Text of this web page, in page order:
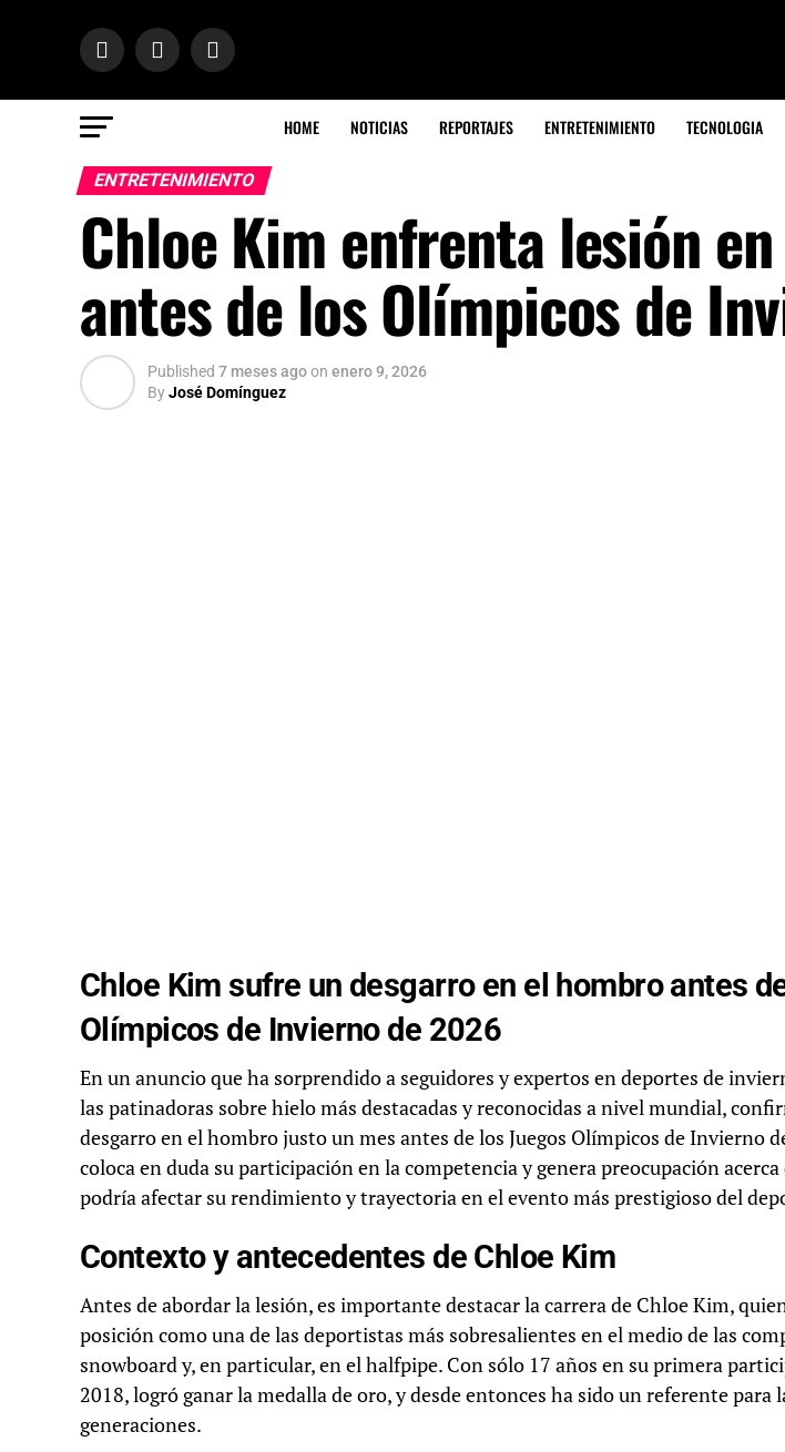
HOME NOTICIAS REPORTAJES ENTRETENIMIENTO TECNOLOGIA
ENTRETENIMIENTO
Chloe Kim enfrenta lesión
antes de los Olímpicos de
Published 7 meses agoon enero 9, 2026
ByJosé Domínguez
Chloe Kim sufre un desgarro en el hombro antes
Olímpicos de Invierno de 2026
En un anuncio que ha sorprendido a seguidores y expertos en deportes de
las patinadoras sobre hielo más destacadas y reconocidas a nivel mundial,
desgarro en el hombro justo un mes antes de los Juegos Olímpicos de Invierno
coloca en duda su participación en la competencia y genera preocupación
podría afectar su rendimiento y trayectoria en el evento más prestigioso del
Contexto y antecedentes de Chloe Kim
Antes de abordar la lesión, es importante destacar la carrera de Chloe Kim,
posición como una de las deportistas más sobresalientes en el medio de las
snowboard y, en particular, en el halfpipe. Con sólo 17 años en su primera
2018, logró ganar la medalla de oro, y desde entonces ha sido un referente para
generaciones.